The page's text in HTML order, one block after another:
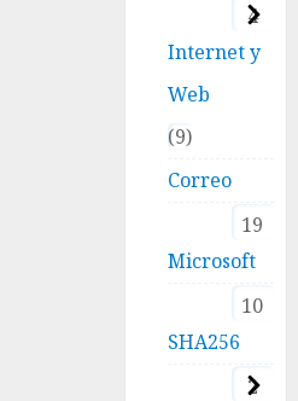
4
Internet y
Web
9
Correo
19
Microsoft
10
SHA256
2